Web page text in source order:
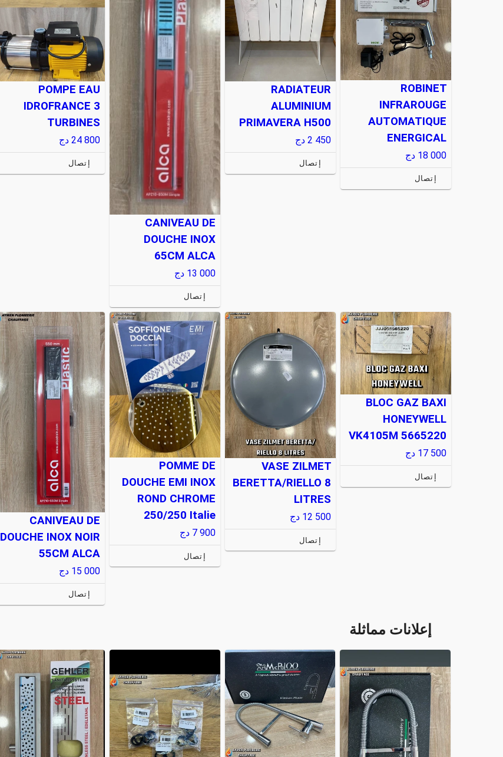
ROBINET
INFRAROUGE
AUTOMATIQUE
ENERGICAL
18 000 دج
إتصال
RADIATEUR
ALUMINIUM
PRIMAVERA H500
2 450 دج
إتصال
CANIVEAU DE
DOUCHE INOX
65CM ALCA
13 000 دج
إتصال
POMPE EAU
IDROFRANCE 3
TURBINES
24 800 دج
إتصال
BLOC GAZ BAXI
HONEYWELL
VK4105M 5665220
17 500 دج
إتصال
VASE ZILMET
BERETTA/RIELLO 8
LITRES
12 500 دج
إتصال
POMME DE
DOUCHE EMI INOX
ROND CHROME
250/250 Italie
7 900 دج
إتصال
CANIVEAU DE
DOUCHE INOX NOIR
55CM ALCA
15 000 دج
إتصال
إعلانات مماثلة